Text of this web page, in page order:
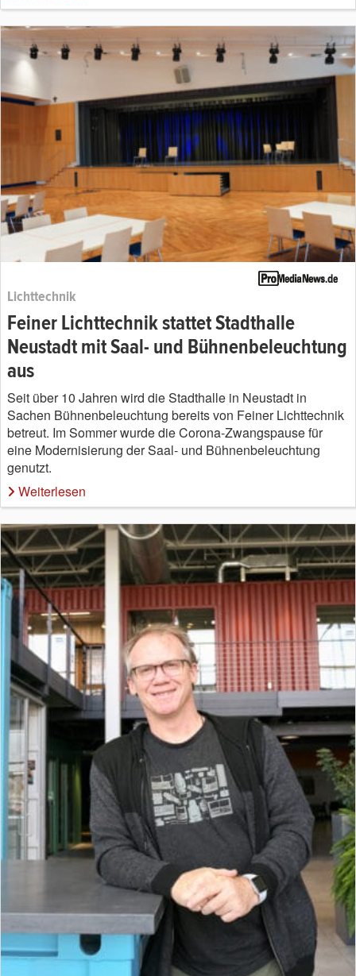
Lichttechnik
Feiner Lichttechnik stattet Stadthalle
Neustadt mit Saal- und Bühnenbeleuchtung
aus
Seit über 10 Jahren wird die Stadthalle in Neustadt in
Sachen Bühnenbeleuchtung bereits von Feiner Lichttechnik
betreut. Im Sommer wurde die Corona-Zwangspause für
eine Modernisierung der Saal- und Bühnenbeleuchtung
genutzt.
Weiterlesen